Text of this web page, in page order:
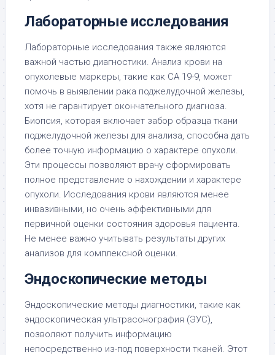
Лабораторные исследования
Лабораторные исследования также являются
важной частью диагностики. Анализ крови на
опухолевые маркеры, такие как CA 19-9, может
помочь в выявлении рака поджелудочной железы,
хотя не гарантирует окончательного диагноза.
Биопсия, которая включает забор образца ткани
поджелудочной железы для анализа, способна дать
более точную информацию о характере опухоли.
Эти процессы позволяют врачу сформировать
полное представление о нахождении и характере
опухоли. Исследования крови являются менее
инвазивными, но очень эффективными для
первичной оценки состояния здоровья пациента.
Не менее важно учитывать результаты других
анализов для комплексной оценки.
Эндоскопические методы
Эндоскопические методы диагностики, такие как
эндоскопическая ультрасонография (ЭУС),
позволяют получить информацию
непосредственно из-под поверхности тканей. Этот